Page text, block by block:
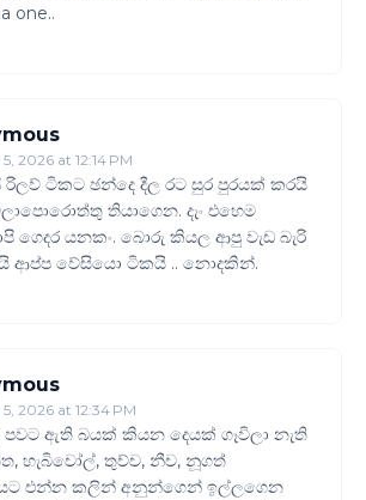
one..
2026 at 12:14 PM
ටිකට ඡන්දෙ දීල රට සුර පුරයක් කරයි
තියාගෙන. දැං එහෙම
ගෙදර යනකං. බොරු කියල ආපු වැඩ බැරි
ආප්ප වේසියො ටිකයි .. නොදකින්.
2026 at 12:34 PM
පවට ඇති බයක් කියන දෙයක් ගෑවිලා නැති
හැබිචෝල්, තුච්ච, නීච, නූගත්
එන්න කලින් අනුන්ගෙන් ඉල්ලගෙන